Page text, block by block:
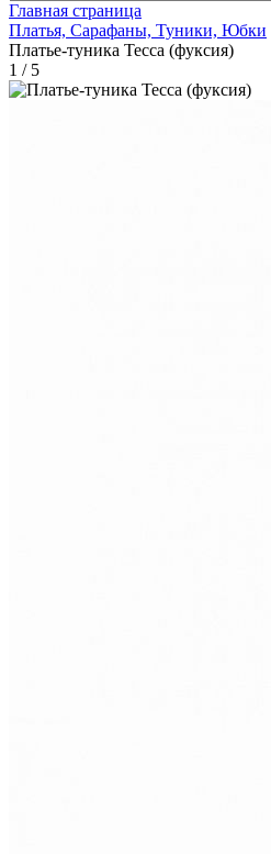
Главная страница
Платья, Сарафаны, Туники, Юбки
Платье-туника Тесса (фуксия)
1 / 5